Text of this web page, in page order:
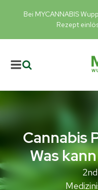
Bei MYCANNABIS
Rezept
Cannabis
Was